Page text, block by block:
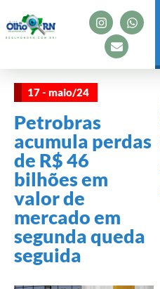
17 - maio/24
Petrobras
acumula perdas
de R$ 46
bilhões em
valor de
mercado em
segunda queda
seguida